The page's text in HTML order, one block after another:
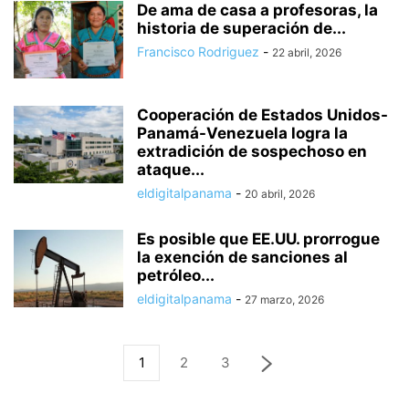
De ama de casa a profesoras, la
historia de superación de...
Francisco Rodriguez - 22 abril, 2026
Cooperación de Estados Unidos-
Panamá-Venezuela logra la
extradición de sospechoso en
ataque...
eldigitalpanama - 20 abril, 2026
Es posible que EE.UU. prorrogue
la exención de sanciones al
petróleo...
eldigitalpanama - 27 marzo, 2026
1 2 3